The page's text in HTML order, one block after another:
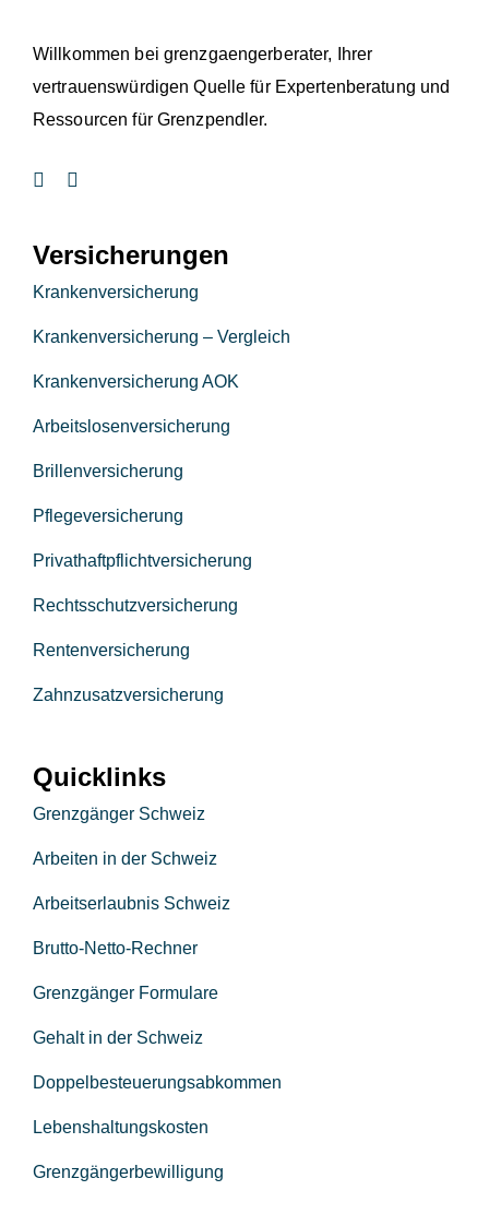
Willkommen bei grenzgaengerberater, Ihrer
vertrauenswürdigen Quelle für Expertenberatung und
Ressourcen für Grenzpendler.
Versicherungen
Krankenversicherung
Krankenversicherung – Vergleich
Krankenversicherung AOK
Arbeitslosenversicherung
Brillenversicherung
Pflegeversicherung
Privathaftpflichtversicherung
Rechtsschutzversicherung
Rentenversicherung
Zahnzusatzversicherung
Quicklinks
Grenzgänger Schweiz
Arbeiten in der Schweiz
Arbeitserlaubnis Schweiz
Brutto-Netto-Rechner
Grenzgänger Formulare
Gehalt in der Schweiz
Doppelbesteuerungsabkommen
Lebenshaltungskosten
Grenzgängerbewilligung